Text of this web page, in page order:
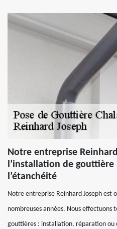
Notre entreprise
l’installation de
l’étanchéité
Notre entreprise Reinhard Joseph est
nombreuses années. Nous effectuons
gouttières : installation, réparation